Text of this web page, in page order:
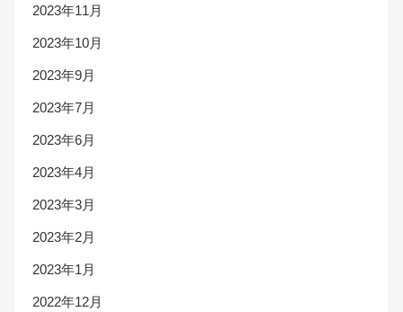
2023年11月
2023年10月
2023年9月
2023年7月
2023年6月
2023年4月
2023年3月
2023年2月
2023年1月
2022年12月